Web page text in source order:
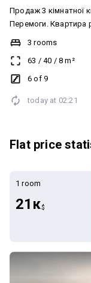
Продаж 3 кімнатної
Перемоги. Квартира розташована на 6 поверсі 9 ти поверхового
будинку. Квартира в гарному житловому стані Зручне
розташування
перегляд
3 rooms
63 / 40 / 8 m²
6 of 9
today at 02:21
Flat price
1 room
21к$